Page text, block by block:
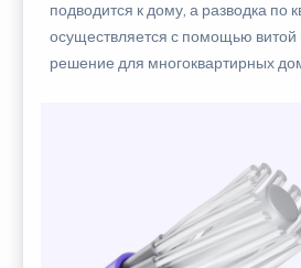
подводится к дому, а разводка по
осуществляется с помощью
решение для многоквартирных